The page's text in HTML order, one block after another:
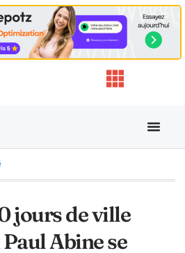
jours de ville
Abine se